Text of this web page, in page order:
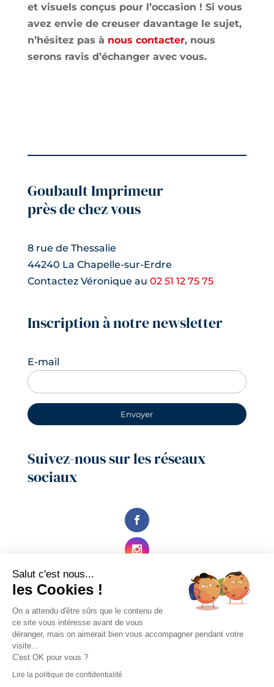
et visuels conçus pour l’occasion ! Si vous
avez envie de creuser davantage le sujet,
n’hésitez pas à nous contacter, nous
serons ravis d’échanger avec vous.
Goubault Imprimeur
près de chez vous
8 rue de Thessalie
44240 La Chapelle-sur-Erdre
Contactez Véronique au 02 51 12 75 75
Inscription à notre newsletter
E-mail
Suivez-nous sur les réseaux
sociaux
Salut c'est nous...
les Cookies !
On a attendu d'être sûrs que le contenu de
ce site vous intéresse avant de vous
déranger, mais on aimerait bien vous accompagner pendant votre
visite...
C'est OK pour vous ?
Lire la politique de confidentialité